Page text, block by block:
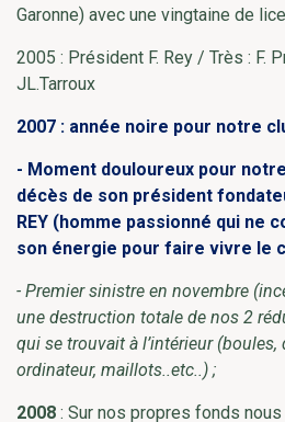
Garonne) avec une vingtaine de
2005 : Président F. Rey / Très : F.
JL.Tarroux
2007 : année noire pour notre
- Moment douloureux pour
décès de son président
REY (homme passionné qui ne
son énergie pour faire vivre le
- Premier sinistre en novembre
une destruction totale de nos 2
qui se trouvait à l’intérieur (boules,
ordinateur, maillots..etc..) ;
2008 : Sur nos propres fonds